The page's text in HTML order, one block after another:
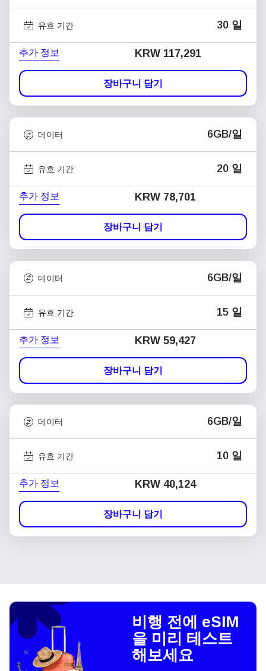
유효 기간 30 일
추가 정보 KRW 117,291
장바구니 담기
데이터 6GB/일
유효 기간 20 일
추가 정보 KRW 78,701
장바구니 담기
데이터 6GB/일
유효 기간 15 일
추가 정보 KRW 59,427
장바구니 담기
데이터 6GB/일
유효 기간 10 일
추가 정보 KRW 40,124
장바구니 담기
비행 전에 eSIM
을 미리 테스트
해보세요